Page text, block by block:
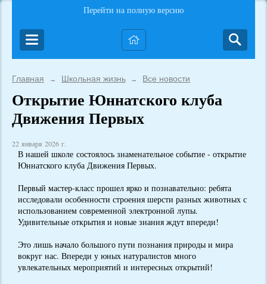
Перейти на полную версию
Главная → Школьная жизнь → Все новости
Открытие Юннатского клуба
Движения Первых
22 января 2026 г.
В нашей школе состоялось знаменательное событие - открытие
Юннатского клуба Движения Первых.
Первый мастер-класс прошел ярко и познавательно: ребята
исследовали особенности строения шерсти разных животных с
использованием современной электронной лупы.
Удивительные открытия и новые знания ждут впереди!
Это лишь начало большого пути познания природы и мира
вокруг нас. Впереди у юных натуралистов много
увлекательных мероприятий и интересных открытий!